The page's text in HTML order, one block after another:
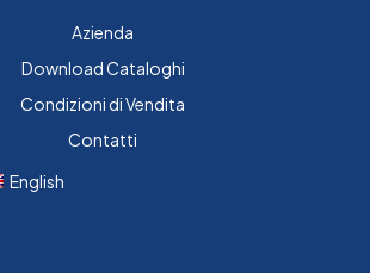
Azienda
Download Cataloghi
Condizioni di Vendita
Contatti
English